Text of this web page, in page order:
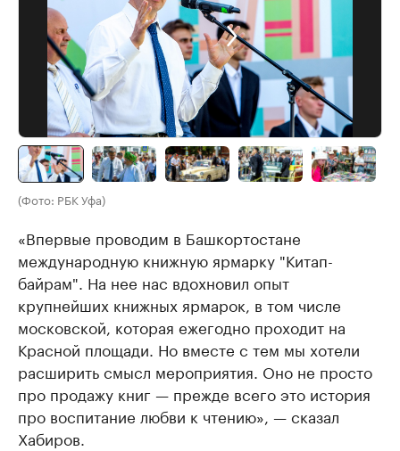
(Фото: РБК Уфа)
«Впервые проводим в Башкортостане
международную книжную ярмарку "Китап-
байрам". На нее нас вдохновил опыт
крупнейших книжных ярмарок, в том числе
московской, которая ежегодно проходит на
Красной площади. Но вместе с тем мы хотели
расширить смысл мероприятия. Оно не просто
про продажу книг — прежде всего это история
про воспитание любви к чтению», — сказал
Хабиров.